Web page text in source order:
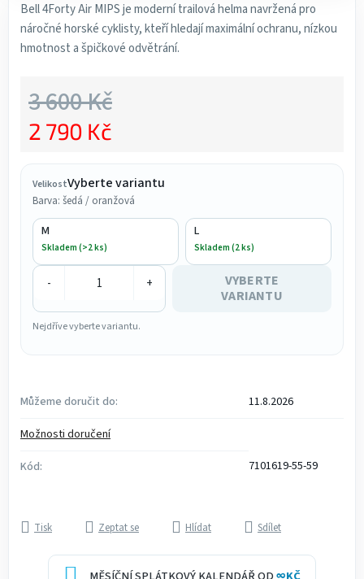
Bell 4Forty Air MIPS je moderní trailová helma navržená pro
náročné horské cyklisty, kteří hledají maximální ochranu, nízkou
hmotnost a špičkové odvětrání.
VelikostVyberte variantu
Barva: šedá / oranžová
M
Skladem (>2 ks)
L
Skladem (2 ks)
- +
VYBERTE
VARIANTU
Nejdříve vyberte variantu.
Můžeme doručit do:
11.8.2026
Možnosti doručení
Kód:
7101619-55-59
3 600 Kč
2 790 Kč
Tisk Zeptat se Hlídat Sdílet